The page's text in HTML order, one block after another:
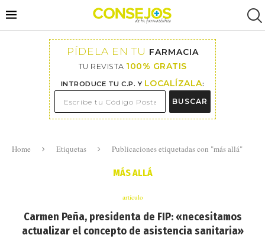
PÍDELA EN TU FARMACIA
TU REVISTA 100% GRATIS
INTRODUCE TU C.P. Y LOCALÍZALA:
BUSCAR
Home Etiquetas Publicaciones etiquetadas con "más allá"
MÁS ALLÁ
artículo
Carmen Peña, presidenta de FIP: «necesitamos
actualizar el concepto de asistencia sanitaria»